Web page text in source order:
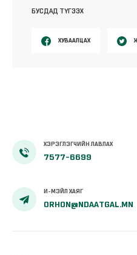
БУСДАД ТҮГЭЭХ
ХУВААЛЦАХ
ХЭРЭГЛЭГЧИЙН ЛАВЛАХ
7577-6699
И-МЭЙЛ ХАЯГ
ORHON@NDAATGAL.MN